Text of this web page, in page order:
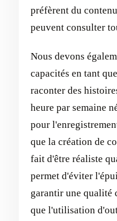
préfèrent du
peuvent consulter
Nous devons
capacités en tant
raconter des
heure par semaine
pour
que la création de
fait d'être réaliste
permet d'éviter
garantir une qualité
que l'utilisation